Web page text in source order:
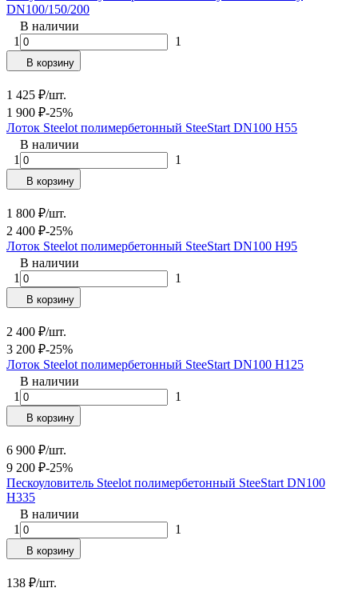
DN100/150/200
В наличии
1
1
В корзину
1 425 ₽/шт.
1 900 ₽-25%
Лоток Steelot полимербетонный SteeStart DN100 H55
В наличии
1
1
В корзину
1 800 ₽/шт.
2 400 ₽-25%
Лоток Steelot полимербетонный SteeStart DN100 H95
В наличии
1
1
В корзину
2 400 ₽/шт.
3 200 ₽-25%
Лоток Steelot полимербетонный SteeStart DN100 H125
В наличии
1
1
В корзину
6 900 ₽/шт.
9 200 ₽-25%
Пескоуловитель Steelot полимербетонный SteeStart DN100
H335
В наличии
1
1
В корзину
138 ₽/шт.